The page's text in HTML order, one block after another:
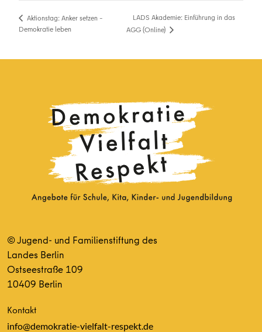
Aktionstag: Anker setzen –
Demokratie leben
LADS Akademie: Einführung in das
AGG (Online)
© Jugend- und Familienstiftung des
Landes Berlin
Ostseestraße 109
10409 Berlin
Kontakt
info@demokratie-vielfalt-respekt.de